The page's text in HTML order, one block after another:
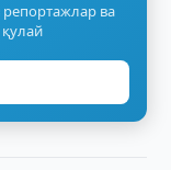
ва